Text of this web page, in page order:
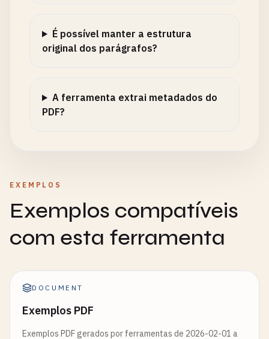
É possível manter a estrutura
original dos parágrafos?
A ferramenta extrai metadados do
PDF?
EXEMPLOS
Exemplos compatíveis
com esta ferramenta
DOCUMENT
Exemplos PDF
Exemplos PDF gerados por ferramentas de 2026-02-01 a